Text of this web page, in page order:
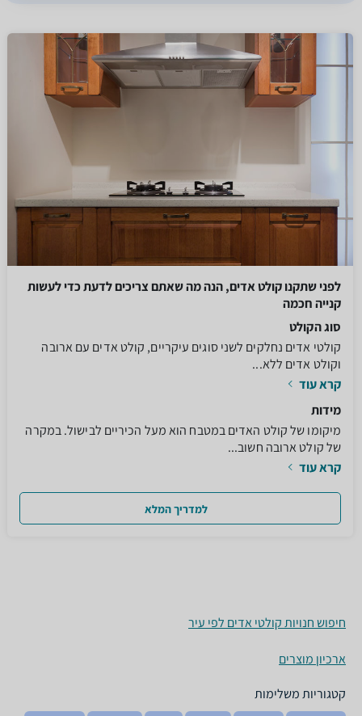
לפני שתקנו קולט אדים, הנה מה שאתם צריכים לדעת כדי לעשות
קנייה חכמה
סוג הקולט
קולטי אדים נחלקים לשני סוגים עיקריים, קולט אדים עם ארובה
וקולט אדים ללא...
קרא עוד
מידות
מיקומו של קולט האדים במטבח הוא מעל הכיריים לבישול. במקרה
של קולט ארובה חשוב...
קרא עוד
למדריך המלא
חיפוש חנויות קולטי אדים לפי עיר
ארכיון מוצרים
קטגוריות משלימות